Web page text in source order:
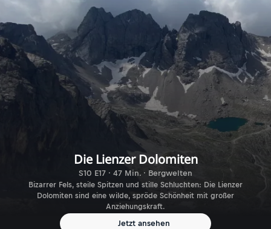
Die Lienzer Dolomiten
S10 E17 · 47 Min. · Bergwelten
Bizarrer Fels, steile Spitzen und stille Schluchten: Die Lienzer
Dolomiten sind eine wilde, spröde Schönheit mit großer
Anziehungskraft.
Jetzt ansehen